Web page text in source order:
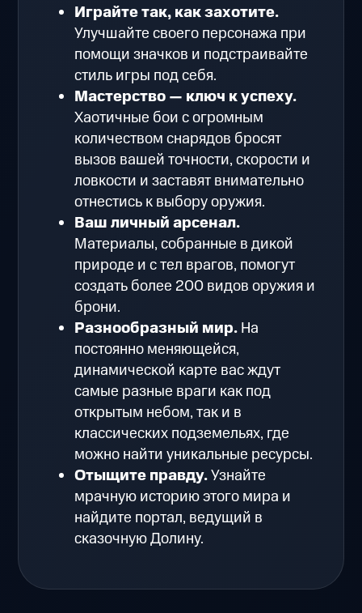
Играйте так, как захотите.
Улучшайте своего персонажа при
помощи значков и подстраивайте
стиль игры под себя.
Мастерство — ключ к успеху.
Хаотичные бои с огромным
количеством снарядов бросят
вызов вашей точности, скорости и
ловкости и заставят внимательно
отнестись к выбору оружия.
Ваш личный арсенал.
Материалы, собранные в дикой
природе и с тел врагов, помогут
создать более 200 видов оружия и
брони.
Разнообразный мир.На
постоянно меняющейся,
динамической карте вас ждут
самые разные враги как под
открытым небом, так и в
классических подземельях, где
можно найти уникальные ресурсы.
Отыщите правду.Узнайте
мрачную историю этого мира и
найдите портал, ведущий в
сказочную Долину.